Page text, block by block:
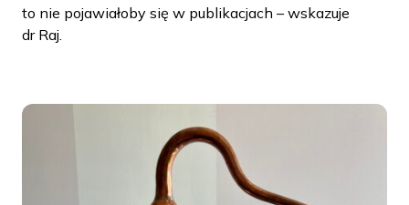
to nie pojawiałoby się w publikacjach – wskazuje
dr Raj.